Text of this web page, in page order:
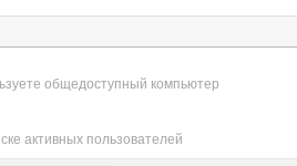
общедоступный компьютер
активных пользователей